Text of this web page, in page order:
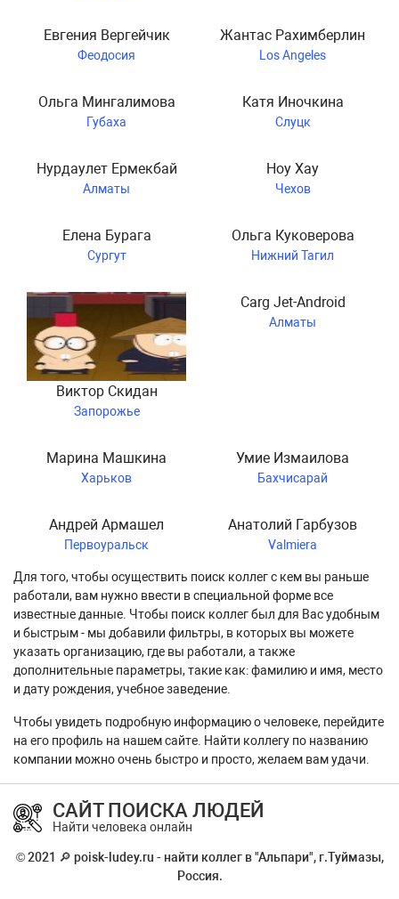
Евгения Вергейчик
Феодосия
Жантас Рахимберлин
Los Angeles
Ольга Мингалимова
Губаха
Катя Иночкина
Слуцк
Нурдаулет Ермекбай
Алматы
Ноу Хау
Чехов
Елена Бурага
Сургут
Ольга Куковерова
Нижний Тагил
Виктор Скидан
Запорожье
Carg Jet-Android
Алматы
Марина Машкина
Харьков
Умие Измаилова
Бахчисарай
Андрей Армашел
Первоуральск
Анатолий Гарбузов
Valmiera
Для того, чтобы осуществить поиск коллег с кем вы раньше
работали, вам нужно ввести в специальной форме все
известные данные. Чтобы поиск коллег был для Вас удобным
и быстрым - мы добавили фильтры, в которых вы можете
указать организацию, где вы работали, а также
дополнительные параметры, такие как: фамилию и имя, место
и дату рождения, учебное заведение.
Чтобы увидеть подробную информацию о человеке, перейдите
на его профиль на нашем сайте. Найти коллегу по названию
компании можно очень быстро и просто, желаем вам удачи.
САЙТ ПОИСКА ЛЮДЕЙ
Найти человека онлайн
© 2021 🔎 poisk-ludey.ru - найти коллег в "Альпари", г.Туймазы,
Россия.